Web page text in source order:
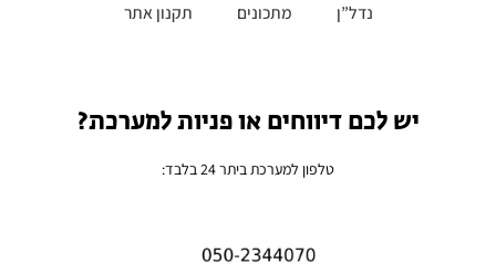
נדל”ן
מתכונים תקנון אתר
יש לכם דיווחים או פניות למערכת?
טלפון למערכת ביתר 24 בלבד: